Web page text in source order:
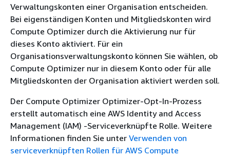
Verwaltungskonten einer Organisation entscheiden.
Bei eigenständigen Konten und Mitgliedskonten wird
Compute Optimizer durch die Aktivierung nur für
dieses Konto aktiviert. Für ein
Organisationsverwaltungskonto können Sie wählen, ob
Compute Optimizer nur in diesem Konto oder für alle
Mitgliedskonten der Organisation aktiviert werden soll.
Der Compute Optimizer Optimizer-Opt-In-Prozess
erstellt automatisch eine AWS Identity and Access
Management (IAM) -Serviceverknüpfte Rolle. Weitere
Informationen finden Sie unter Verwenden von
serviceverknüpften Rollen für AWS Compute